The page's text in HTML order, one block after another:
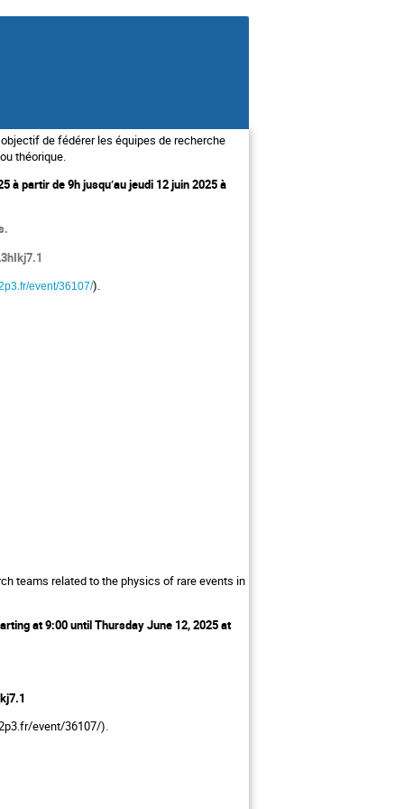
de fédérer les équipes de recherche
théorique.
à partir de 9h jusqu’au jeudi 12 juin 2025 à
event/36107/).
teams related to the physics of rare events in
at 9:00 until Thursday June 12, 2025 at
event/36107/).